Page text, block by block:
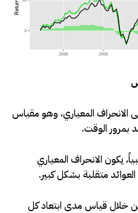
الانحراف المعياري، وهو مقياس
بمرور الوقت.
يكون الانحراف المعياري
متقلبة بشكل كبير.
خلال قياس مدى ابتعاد كل